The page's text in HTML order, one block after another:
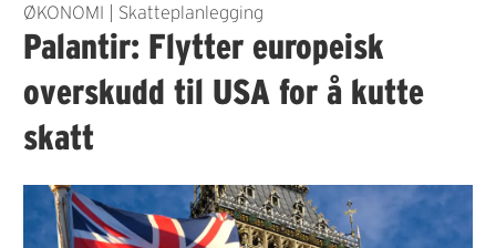
ØKONOMI | Skatteplanlegging
Palantir: Flytter europeisk
overskudd til USA for å kutte
skatt